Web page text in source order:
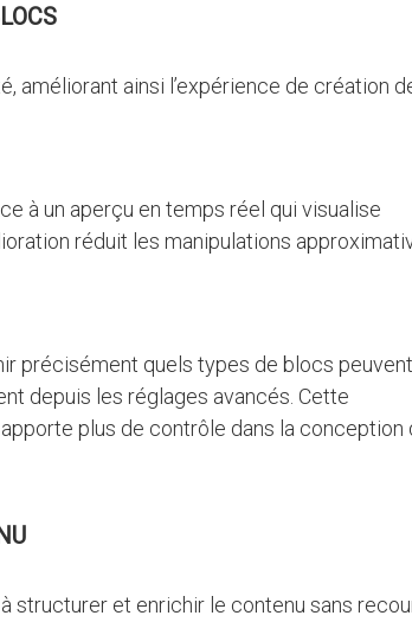
améliorant ainsi l’expérience de création
à un aperçu en temps réel qui visualise
réduit les manipulations
précisément quels types de blocs
depuis les réglages avancés. Cette
plus de contrôle dans la conception
structurer et enrichir le contenu sans